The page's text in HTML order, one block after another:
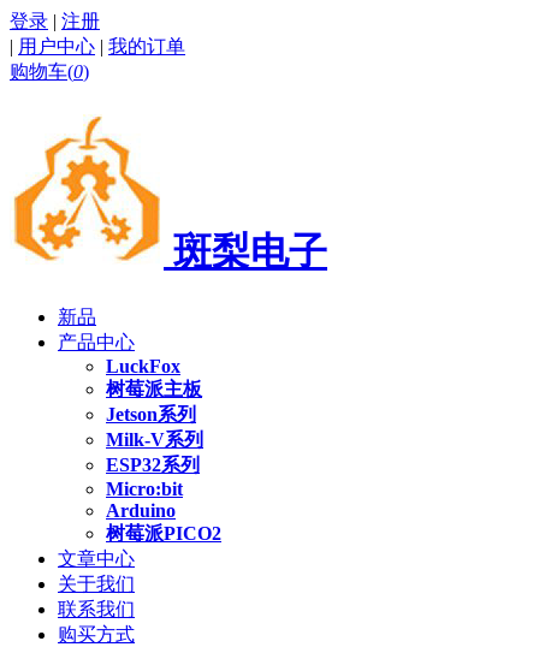
登录 | 注册
| 用户中心 | 我的订单
购物车(0)
斑梨电子
新品
产品中心
LuckFox
树莓派主板
Jetson系列
Milk-V系列
ESP32系列
Micro:bit
Arduino
树莓派PICO2
文章中心
关于我们
联系我们
购买方式